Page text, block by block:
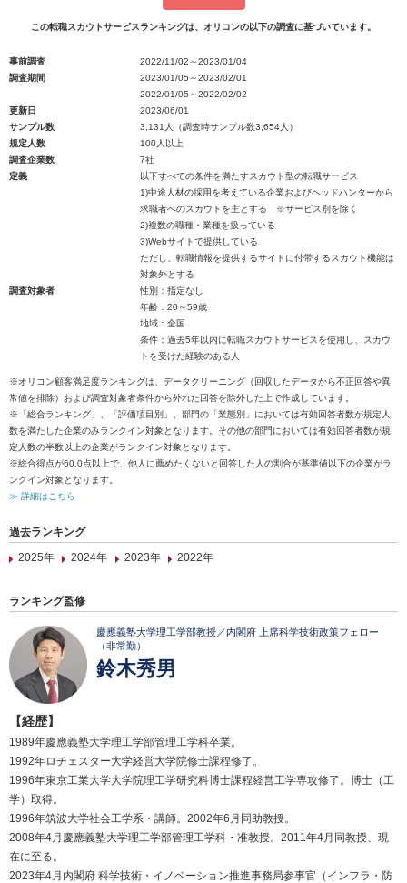
この転職スカウトサービスランキングは、オリコンの以下の調査に基づいています。
事前調査
2022/11/02～2023/01/04
調査期間
2023/01/05～2023/02/01
2022/01/05～2022/02/02
更新日
2023/06/01
サンプル数
3,131人（調査時サンプル数3,654人）
規定人数
100人以上
調査企業数
7社
定義
以下すべての条件を満たすスカウト型の転職サービス
1)中途人材の採用を考えている企業およびヘッドハンターから
求職者へのスカウトを主とする ※サービス別を除く
2)複数の職種・業種を扱っている
3)Webサイトで提供している
ただし、転職情報を提供するサイトに付帯するスカウト機能は
対象外とする
調査対象者
性別：指定なし
年齢：20～59歳
地域：全国
条件：過去5年以内に転職スカウトサービスを使用し、スカウ
トを受けた経験のある人
※オリコン顧客満足度ランキングは、データクリーニング（回収したデータから不正回答や異
常値を排除）および調査対象者条件から外れた回答を除外した上で作成しています。
※「総合ランキング」、「評価項目別」、部門の「業態別」においては有効回答者数が規定人
数を満たした企業のみランクイン対象となります。その他の部門においては有効回答者数が規
定人数の半数以上の企業がランクイン対象となります。
※総合得点が60.0点以上で、他人に薦めたくないと回答した人の割合が基準値以下の企業がラ
ンクイン対象となります。
≫ 詳細はこちら
過去ランキング
2025年
2024年 2023年 2022年
ランキング監修
慶應義塾大学理工学部教授／内閣府 上席科学技術政策フェロー
（非常勤）
鈴木秀男
【経歴】
1989年慶應義塾大学理工学部管理工学科卒業。
1992年ロチェスター大学経営大学院修士課程修了。
1996年東京工業大学大学院理工学研究科博士課程経営工学専攻修了。博士（工
学）取得。
1996年筑波大学社会工学系・講師。2002年6月同助教授。
2008年4月慶應義塾大学理工学部管理工学科・准教授。2011年4月同教授、現
在に至る。
2023年4月内閣府 科学技術・イノベーション推進事務局参事官（インフラ・防